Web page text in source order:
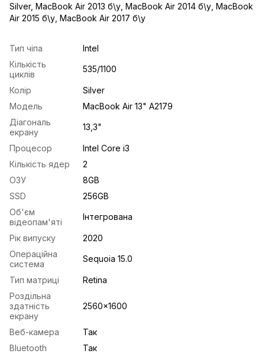
Silver, MacBook Air 2013 б\у MacBook Air 2014 б\у MacBook
Air 2015 б\у MacBook Air 2017 б\у
Тип чіпа
Intel
Кількість
циклів
535/1100
Колір
Silver
Модель
MacBook Air 13" A2179
Діагональ
екрану
13,3"
Процесор
Intel Core i3
Кількість ядер
2
ОЗУ
8GB
SSD
256GB
Об'єм
відеопам'яті
Інтегрована
Рік випуску
2020
Операційна
система
Sequoia 15.0
Тип матриці
Retina
Роздільна
здатність
екрану
2560x1600
Веб-камера
Так
Bluetooth
Так